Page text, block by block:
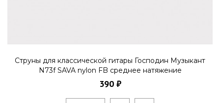
Струны для классической гитары Господин Музыкант
N73f SAVA nylon FB среднее натяжение
390 ₽